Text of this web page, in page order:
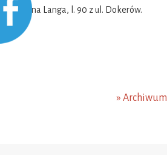
śp. Irena Langa, l. 90 z ul. Dokerów.
» Archiwum